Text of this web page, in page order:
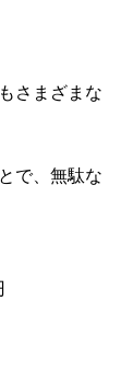
さまざまな
で、無駄な